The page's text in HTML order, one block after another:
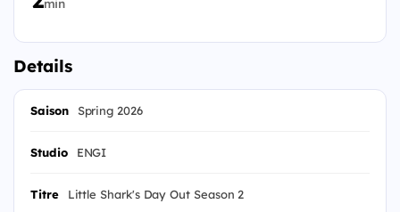
min
Details
Saison Spring 2026
Studio ENGI
Titre Little Shark's Day Out Season 2